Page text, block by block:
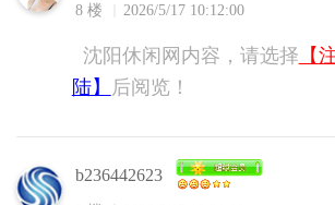
8 楼 2026/5/17 10:12:00
沈阳休闲网内容，请选择 【
陆】
后阅览！
b236442623